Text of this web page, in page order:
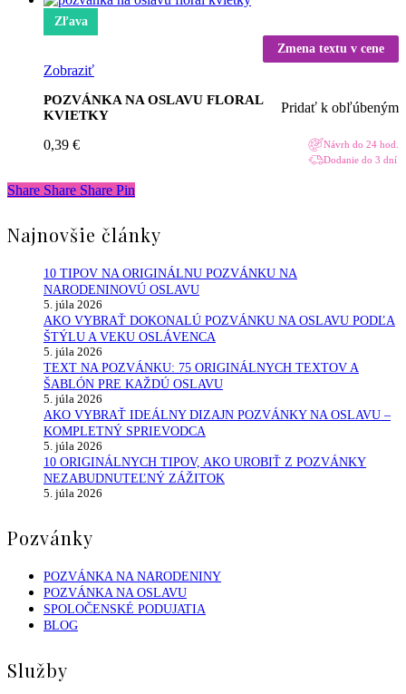
Zľava
Zmena textu v cene
Zobraziť
POZVÁNKA NA OSLAVU FLORAL
KVIETKY
Pridať k obľúbeným
0,39 €
Návrh do 24 hod.
Dodanie do 3 dní
Share
Share Share Share Pin
Najnovšie články
10 TIPOV NA ORIGINÁLNU POZVÁNKU NA
NARODENINOVÚ OSLAVU
5. júla 2026
AKO VYBRAŤ DOKONALÚ POZVÁNKU NA OSLAVU PODĽA
ŠTÝLU A VEKU OSLÁVENCA
5. júla 2026
TEXT NA POZVÁNKU: 75 ORIGINÁLNYCH TEXTOV A
ŠABLÓN PRE KAŽDÚ OSLAVU
5. júla 2026
AKO VYBRAŤ IDEÁLNY DIZAJN POZVÁNKY NA OSLAVU –
KOMPLETNÝ SPRIEVODCA
5. júla 2026
10 ORIGINÁLNYCH TIPOV, AKO UROBIŤ Z POZVÁNKY
NEZABUDNUTEĽNÝ ZÁŽITOK
5. júla 2026
Pozvánky
POZVÁNKA NA NARODENINY
POZVÁNKA NA OSLAVU
SPOLOČENSKÉ PODUJATIA
BLOG
Služby